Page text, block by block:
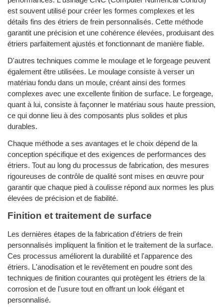
est souvent utilisé pour créer les formes complexes et les
détails fins des étriers de frein personnalisés. Cette méthode
garantit une précision et une cohérence élevées, produisant des
étriers parfaitement ajustés et fonctionnant de manière fiable.
D'autres techniques comme le moulage et le forgeage peuvent
également être utilisées. Le moulage consiste à verser un
matériau fondu dans un moule, créant ainsi des formes
complexes avec une excellente finition de surface. Le forgeage,
quant à lui, consiste à façonner le matériau sous haute pression,
ce qui donne lieu à des composants plus solides et plus
durables.
Chaque méthode a ses avantages et le choix dépend de la
conception spécifique et des exigences de performances des
étriers. Tout au long du processus de fabrication, des mesures
rigoureuses de contrôle de qualité sont mises en œuvre pour
garantir que chaque pied à coulisse répond aux normes les plus
élevées de précision et de fiabilité.
Finition et traitement de surface
Les dernières étapes de la fabrication d'étriers de frein
personnalisés impliquent la finition et le traitement de la surface.
Ces processus améliorent la durabilité et l'apparence des
étriers. L'anodisation et le revêtement en poudre sont des
techniques de finition courantes qui protègent les étriers de la
corrosion et de l'usure tout en offrant un look élégant et
personnalisé.